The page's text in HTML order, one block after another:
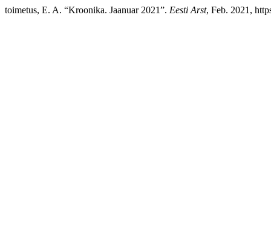
toimetus, E. A. “Kroonika. Jaanuar 2021”. Eesti Arst, Feb. 2021,